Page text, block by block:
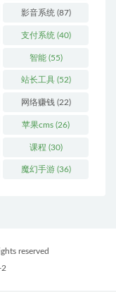
影音系统 (87)
支付系统 (40)
智能(55)
站长工具(52)
网络赚钱(22)
苹果cms (26)
课程 (30)
魔幻手游(36)
reserved